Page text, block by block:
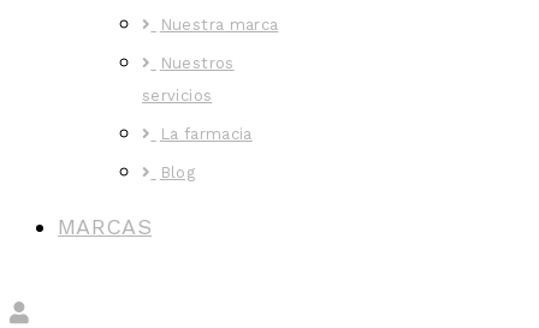
Nuestra marca
Nuestros
servicios
La farmacia
Blog
MARCAS